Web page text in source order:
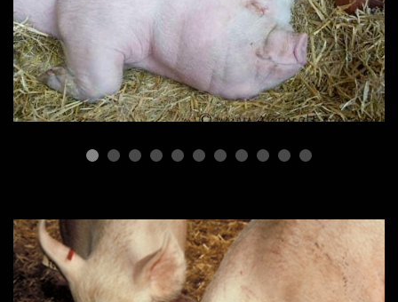
ПОРОДЫ СВИНЕЙ
Породы